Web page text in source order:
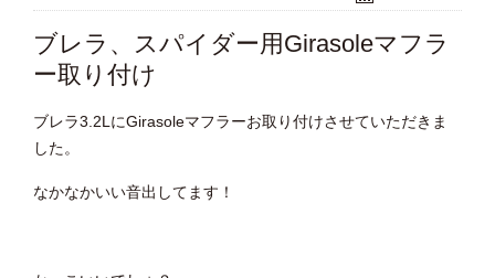
ブレラ、スパイダー用Girasoleマフラ
ー取り付け
ブレラ3.2LにGirasoleマフラーお取り付けさせていただきま
した。
なかなかいい音出してます！